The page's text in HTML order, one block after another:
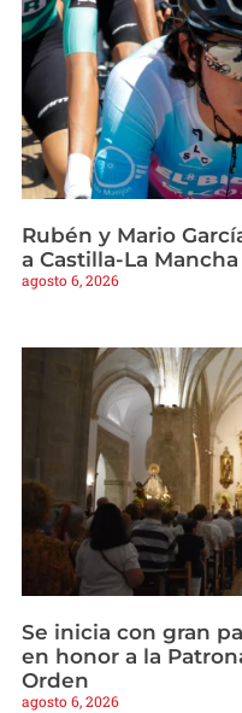
Rubén y Mario
a Castilla-La
agosto 6, 2026
Se inicia con gran
en honor a la
Orden
agosto 6, 2026